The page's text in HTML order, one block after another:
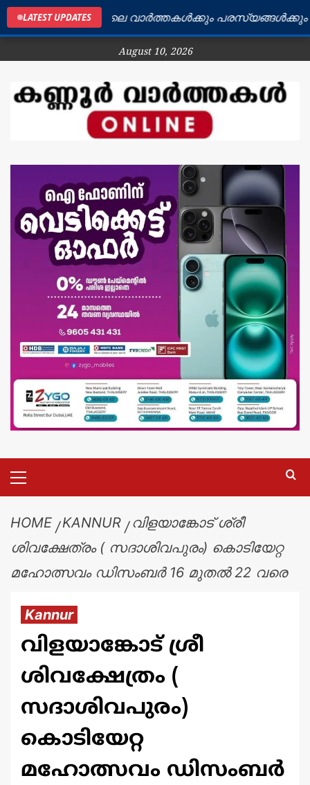
LATEST UPDATES
ജില്ലയിലെ വാർത്തകൾക്കും പരസ്യങ്ങൾക്കും
August 10, 2026
HOME KANNUR
വിളയാങ്കോട് ശ്രീ
ശിവക്ഷേത്രം ( സദാശിവപുരം) കൊടിയേറ്റ
മഹോത്സവം ഡിസംബർ 16 മുതൽ 22 വരെ
Kannur
വിളയാങ്കോട് ശ്രീ
ശിവക്ഷേത്രം (
സദാശിവപുരം)
കൊടിയേറ്റ
മഹോത്സവം ഡിസംബർ